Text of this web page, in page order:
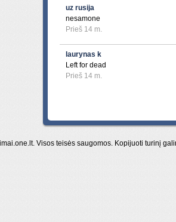
uz rusija
nesamone
Prieš 14 m.
laurynas k
Left for dead
Prieš 14 m.
Visos teisės saugomos. Kopijuoti turinį